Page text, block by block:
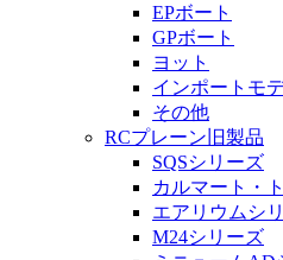
EPボート
GPボート
ヨット
インポートモ
その他
RCプレーン旧製品
SQSシリーズ
カルマート・
エアリウムシ
M24シリーズ